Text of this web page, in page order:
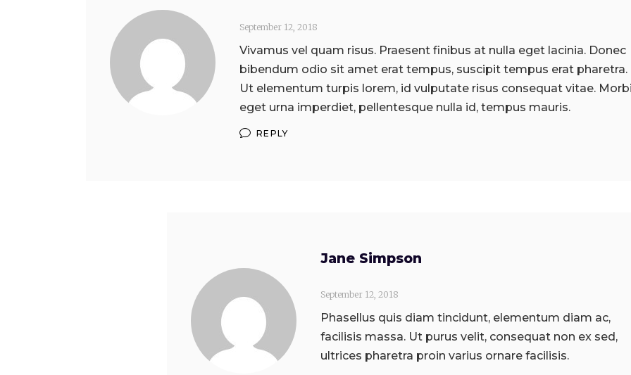
September 12, 2018
Vivamus vel quam risus. Praesent finibus at nulla eget lacinia. Donec
bibendum odio sit amet erat tempus, suscipit tempus erat pharetra.
Ut elementum turpis lorem, id vulputate risus consequat vitae.
eget urna imperdiet, pellentesque nulla id, tempus mauris.
REPLY
Jane Simpson
September 12, 2018
Phasellus quis diam tincidunt, elementum diam ac,
facilisis massa. Ut purus velit, consequat non ex sed,
ultrices pharetra proin varius ornare facilisis.